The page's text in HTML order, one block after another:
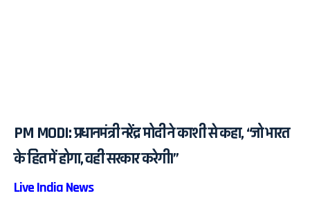
PM MODI: प्रधानमंत्री नरेंद्र मोदी ने काशी से कहा, “जो भारत
के हित में होगा, वही सरकार करेगी।”
Live India News